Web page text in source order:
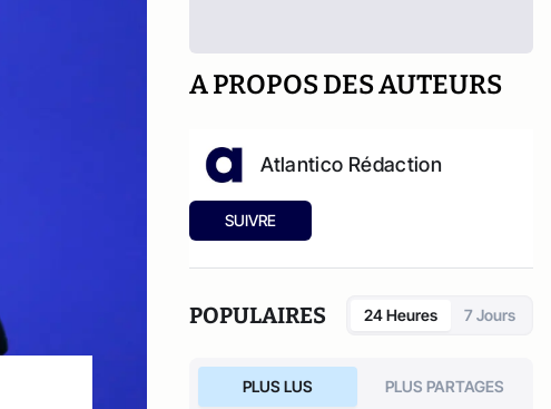
A PROPOS DES AUTEURS
Atlantico Rédaction
SUIVRE
POPULAIRES 24 Heures 7 Jours
PLUS LUS PLUS PARTAGES